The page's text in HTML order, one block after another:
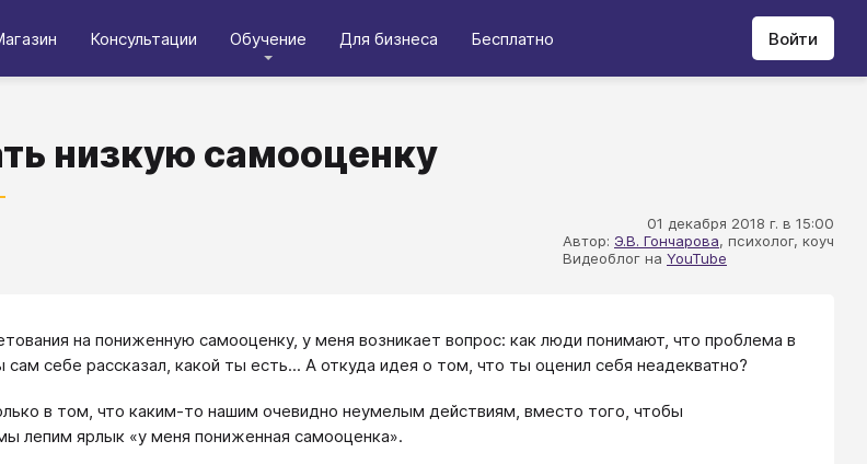
Консультации Обучение Для бизнеса Бесплатно Войти
низкую самооценку
01 декабря 2018 г. в 15:00
Автор: Э.В. Гончарова, психолог, коуч
Видеоблог на YouTube
на пониженную самооценку, у меня возникает вопрос: как люди понимают, что проблема в
себе рассказал, какой ты есть... А откуда идея о том, что ты оценил себя неадекватно?
в том, что каким-то нашим очевидно неумелым действиям, вместо того, чтобы
лепим ярлык «у меня пониженная самооценка».